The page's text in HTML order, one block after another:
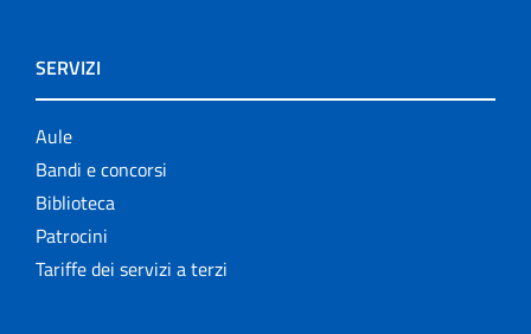
SERVIZI
Aule
Bandi e concorsi
Biblioteca
Patrocini
Tariffe dei servizi a terzi